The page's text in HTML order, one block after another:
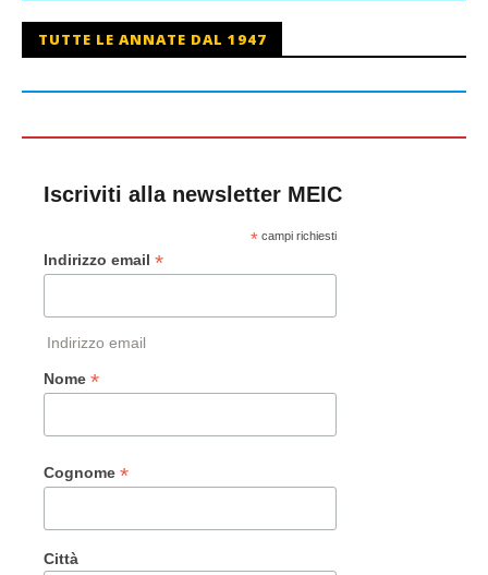
TUTTE LE ANNATE DAL 1947
Iscriviti alla newsletter MEIC
*campi richiesti
Indirizzo email *
Indirizzo email
Nome *
Cognome *
Città